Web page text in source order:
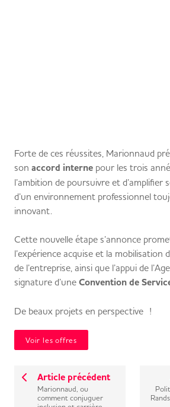
Forte de ces réussites, Marionnaud
son accord interne pour les trois
l’ambition de poursuivre et d’amplifier
d’un environnement professionnel
innovant.
Cette nouvelle étape s’annonce
l’expérience acquise et la mobilisation
de l’entreprise, ainsi que l’appui de
signature d’une Convention de
De beaux projets en perspective !
Voir les offres
Article précédent
Marionnaud, ou
comment conjuguer